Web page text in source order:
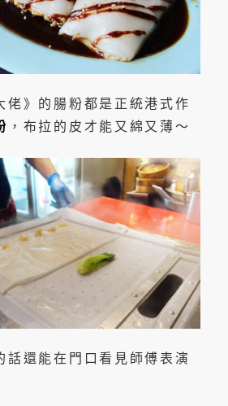
佬》的腸粉都是正統港式作
，布拉的皮才能又綿又薄～
話還能在門口看見師傅表演